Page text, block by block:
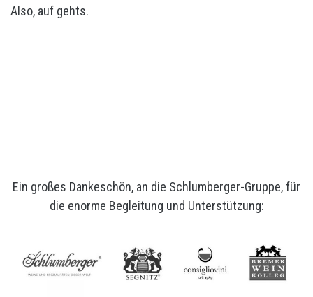
Also, auf gehts.
Ein großes Dankeschön, an die Schlumberger-Gruppe, für
die enorme Begleitung und Unterstützung: